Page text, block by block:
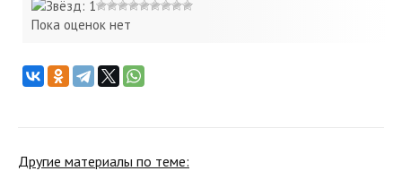
Пока оценок нет
Другие материалы по теме: